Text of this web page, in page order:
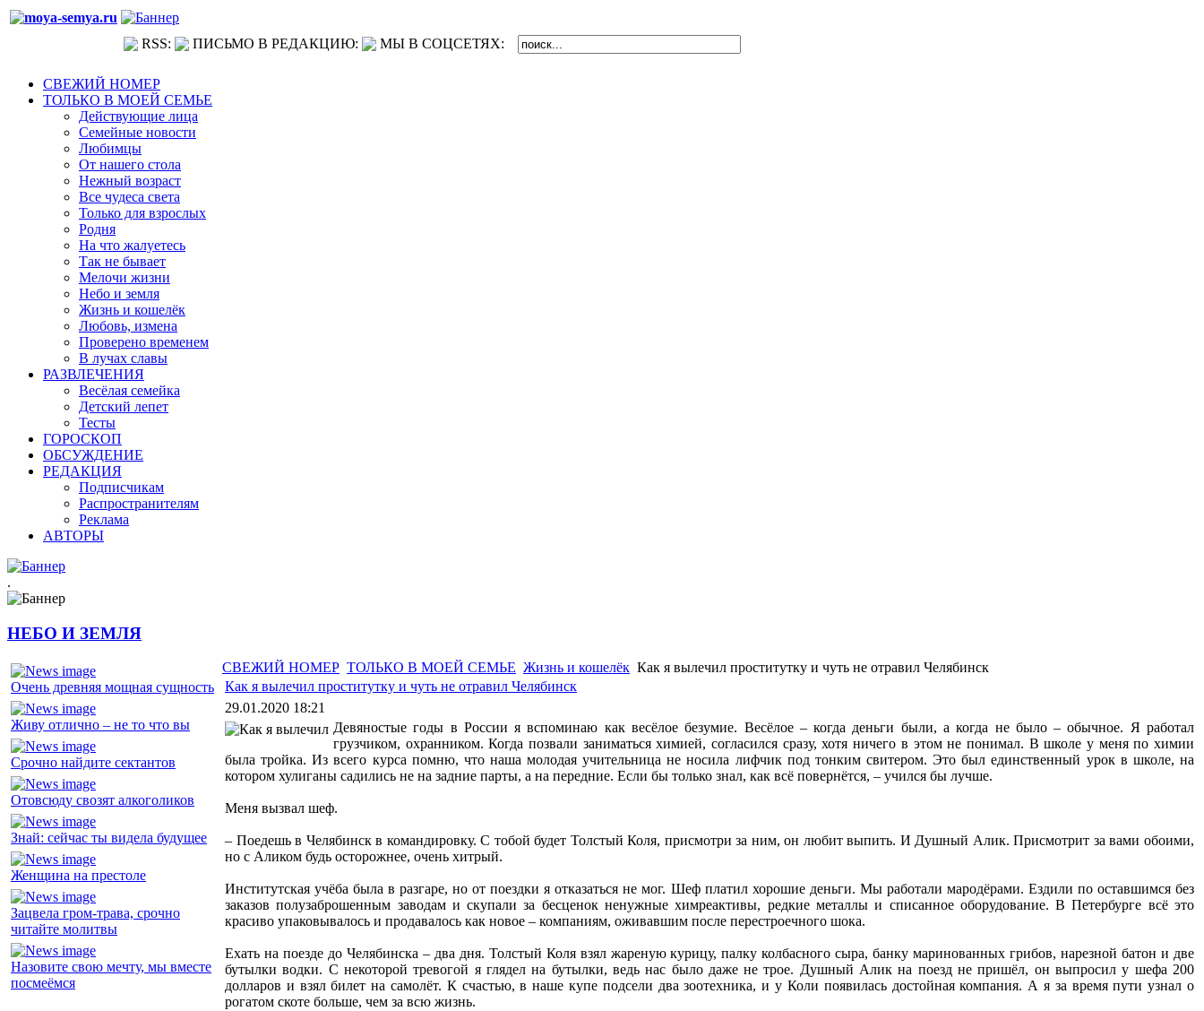
RSS: ПИСЬМО В РЕДАКЦИЮ: МЫ В СОЦСЕТЯХ:
СВЕЖИЙ НОМЕР
ТОЛЬКО В МОЕЙ СЕМЬЕ
Действующие лица
Семейные новости
Любимцы
От нашего стола
Нежный возраст
Все чудеса света
Только для взрослых
Родня
На что жалуетесь
Так не бывает
Мелочи жизни
Небо и земля
Жизнь и кошелёк
Любовь, измена
Проверено временем
В лучах славы
РАЗВЛЕЧЕНИЯ
Весёлая семейка
Детский лепет
Тесты
ГОРОСКОП
ОБСУЖДЕНИЕ
РЕДАКЦИЯ
Подписчикам
Распространителям
Реклама
АВТОРЫ
.
НЕБО И ЗЕМЛЯ
Очень древняя мощная сущность
Живу отлично – не то что вы
Срочно найдите сектантов
Отовсюду свозят алкоголиков
Знай: сейчас ты видела будущее
Женщина на престоле
Зацвела гром-трава, срочно
читайте молитвы
Назовите свою мечту, мы вместе
посмеёмся
СВЕЖИЙ НОМЕР ТОЛЬКО В МОЕЙ СЕМЬЕ Жизнь и кошелёк Как я вылечил проститутку и чуть не отравил Челябинск
Как я вылечил проститутку и чуть не отравил Челябинск
29.01.2020 18:21
Девяностые годы в России я вспоминаю как весёлое безумие. Весёлое – когда деньги были, а когда не было – обычное. Я работал
грузчиком, охранником. Когда позвали заниматься химией, согласился сразу, хотя ничего в этом не понимал. В школе у меня по химии
была тройка. Из всего курса помню, что наша молодая учительница не носила лифчик под тонким свитером. Это был единственный урок в школе, на
котором хулиганы садились не на задние парты, а на передние. Если бы только знал, как всё повернётся, – учился бы лучше.
Меня вызвал шеф.
– Поедешь в Челябинск в командировку. С тобой будет Толстый Коля, присмотри за ним, он любит выпить. И Душный Алик. Присмотрит за вами обоими,
но с Аликом будь осторожнее, очень хитрый.
Институтская учёба была в разгаре, но от поездки я отказаться не мог. Шеф платил хорошие деньги. Мы работали мародёрами. Ездили по оставшимся без
заказов полузаброшенным заводам и скупали за бесценок ненужные химреактивы, редкие металлы и списанное оборудование. В Петербурге всё это
красиво упаковывалось и продавалось как новое – компаниям, оживавшим после перестроечного шока.
Ехать на поезде до Челябинска – два дня. Толстый Коля взял жареную курицу, палку колбасного сыра, банку маринованных грибов, нарезной батон и две
бутылки водки. С некоторой тревогой я глядел на бутылки, ведь нас было даже не трое. Душный Алик на поезд не пришёл, он выпросил у шефа 200
долларов и взял билет на самолёт. К счастью, в наше купе подсели два зоотехника, и у Коли появилась достойная компания. А я за время пути узнал о
рогатом скоте больше, чем за всю жизнь.